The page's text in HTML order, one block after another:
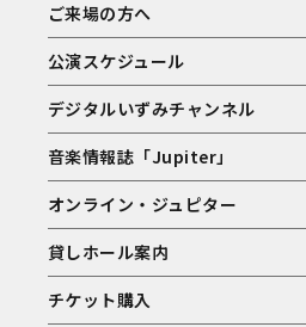
ご来場の方へ
公演スケジュール
デジタルいずみチャンネル
音楽情報誌「Jupiter」
オンライン・ジュピター
貸しホール案内
チケット購入